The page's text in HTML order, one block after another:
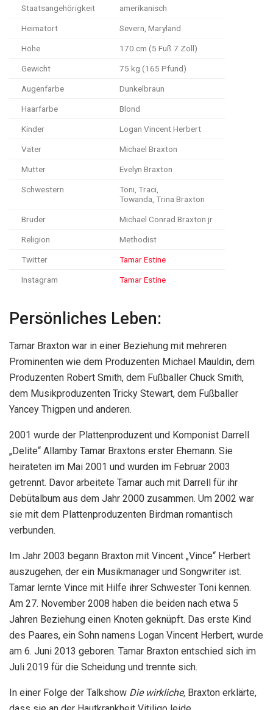
Staatsangehörigkeit amerikanisch
Heimatort Severn, Maryland
Höhe 170 cm (5 Fuß 7 Zoll)
Gewicht 75 kg (165 Pfund)
Augenfarbe Dunkelbraun
Haarfarbe Blond
Kinder Logan Vincent Herbert
Vater Michael Braxton
Mutter Evelyn Braxton
Schwestern
Toni, Traci,
Towanda, Trina Braxton
Bruder Michael Conrad Braxton jr
Religion Methodist
Twitter Tamar Estine
Instagram Tamar Estine
Persönliches Leben:
Tamar Braxton war in einer Beziehung mit mehreren
Prominenten wie dem Produzenten Michael Mauldin, dem
Produzenten Robert Smith, dem Fußballer Chuck Smith,
dem Musikproduzenten Tricky Stewart, dem Fußballer
Yancey Thigpen und anderen.
2001 wurde der Plattenproduzent und Komponist Darrell
„Delite“ Allamby Tamar Braxtons erster Ehemann. Sie
heirateten im Mai 2001 und wurden im Februar 2003
getrennt. Davor arbeitete Tamar auch mit Darrell für ihr
Debütalbum aus dem Jahr 2000 zusammen. Um 2002 war
sie mit dem Plattenproduzenten Birdman romantisch
verbunden.
Im Jahr 2003 begann Braxton mit Vincent „Vince“ Herbert
auszugehen, der ein Musikmanager und Songwriter ist.
Tamar lernte Vince mit Hilfe ihrer Schwester Toni kennen.
Am 27. November 2008 haben die beiden nach etwa 5
Jahren Beziehung einen Knoten geknüpft. Das erste Kind
des Paares, ein Sohn namens Logan Vincent Herbert, wurde
am 6. Juni 2013 geboren. Tamar Braxton entschied sich im
Juli 2019 für die Scheidung und trennte sich.
In einer Folge der Talkshow Die wirkliche, Braxton erklärte,